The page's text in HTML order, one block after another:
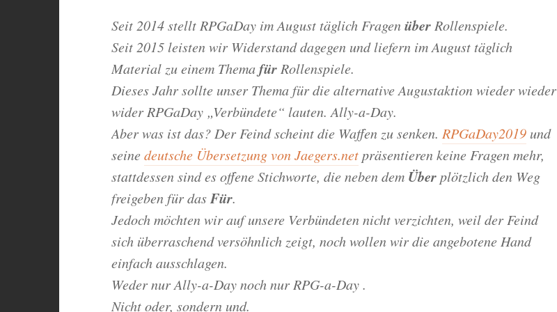
Seit 2014 stellt RPGaDay im August täglich FragenüberRollenspiele.
Seit 2015 leisten wir Widerstand dagegen und liefern im August täglich
Material zu einem ThemafürRollenspiele.
Dieses Jahr sollte unser Thema für die alternative Augustaktion wieder wieder
wider RPGaDay „Verbündete“ lauten. Ally-a-Day.
Aber was ist das? Der Feind scheint die Waffen zu senken. RPGaDay2019und
seine deutsche Übersetzung von Jaegers.netpräsentieren keine Fragen mehr,
stattdessen sind es offene Stichworte, die neben dem Überplötzlich den Weg
freigeben für dasFür.
Jedoch möchten wir auf unsere Verbündeten nicht verzichten, weil der Feind
sich überraschend versöhnlich zeigt, noch wollen wir die angebotene Hand
einfach ausschlagen.
Weder nur Ally-a-Day noch nur RPG-a-Day .
Nicht oder, sondern und.